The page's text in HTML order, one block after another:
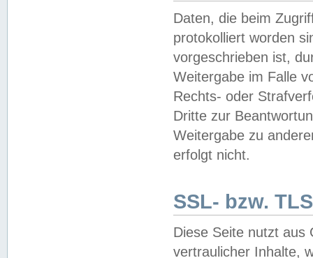
Daten, die beim
protokolliert worden
vorgeschrieben ist,
Weitergabe im Falle
Rechts- oder
Dritte zur
Weitergabe zu
erfolgt nicht.
SSL- bzw.
Diese Seite nutzt aus
vertraulicher Inhalte,